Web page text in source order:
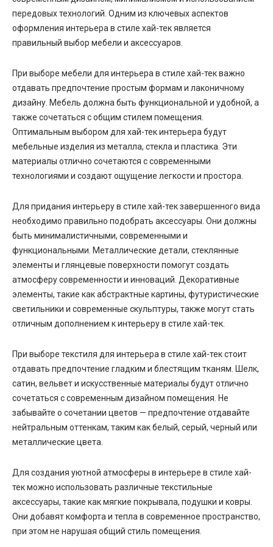
передовых технологий. Одним из ключевых аспектов
оформления интерьера в стиле хай-тек является
правильный выбор мебели и аксессуаров.
При выборе мебели для интерьера в стиле хай-тек важно
отдавать предпочтение простым формам и лаконичному
дизайну. Мебель должна быть функциональной и удобной, а
также сочетаться с общим стилем помещения.
Оптимальным выбором для хай-тек интерьера будут
мебельные изделия из металла, стекла и пластика. Эти
материалы отлично сочетаются с современными
технологиями и создают ощущение легкости и простора.
Для придания интерьеру в стиле хай-тек завершенного вида
необходимо правильно подобрать аксессуары. Они должны
быть минималистичными, современными и
функциональными. Металлические детали, стеклянные
элементы и глянцевые поверхности помогут создать
атмосферу современности и инноваций. Декоративные
элементы, такие как абстрактные картины, футуристические
светильники и современные скульптуры, также могут стать
отличным дополнением к интерьеру в стиле хай-тек.
При выборе текстиля для интерьера в стиле хай-тек стоит
отдавать предпочтение гладким и блестящим тканям. Шелк,
сатин, вельвет и искусственные материалы будут отлично
сочетаться с современным дизайном помещения. Не
забывайте о сочетании цветов — предпочтение отдавайте
нейтральным оттенкам, таким как белый, серый, черный или
металлические цвета.
Для создания уютной атмосферы в интерьере в стиле хай-
тек можно использовать различные текстильные
аксессуары, такие как мягкие покрывала, подушки и ковры.
Они добавят комфорта и тепла в современное пространство,
при этом не нарушая общий стиль помещения.